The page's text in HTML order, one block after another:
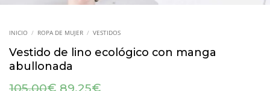
INICIO / ROPA DE MUJER / VESTIDOS
Vestido de lino ecológico con manga
abullonada
105,00€ El
89,25€